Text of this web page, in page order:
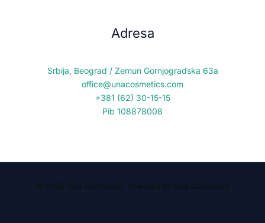
Adresa
Srbija, Beograd / Zemun Gornjogradska 63a
office@unacosmetics.com
+381 (62) 30-15-15
Pib 108878008
© 2026 Una Cosmetics. Powered by Una Cosmetics